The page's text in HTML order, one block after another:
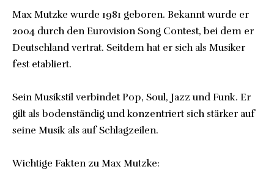
Max Mutzke wurde 1981 geboren. Bekannt wurde er
2004 durch den Eurovision Song Contest, bei dem er
Deutschland vertrat. Seitdem hat er sich als Musiker
fest etabliert.
Sein Musikstil verbindet Pop, Soul, Jazz und Funk. Er
gilt als bodenständig und konzentriert sich stärker auf
seine Musik als auf Schlagzeilen.
Wichtige Fakten zu Max Mutzke: